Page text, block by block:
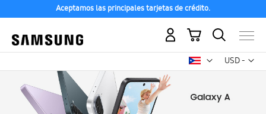
Aceptamos las principales tarjetas de crédito.
USD -
dólar
Mi carrito